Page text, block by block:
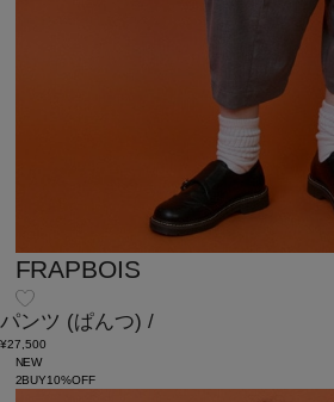
FRAPBOIS
パンツ (ぱんつ) /
¥27,500
NEW
2BUY10%OFF